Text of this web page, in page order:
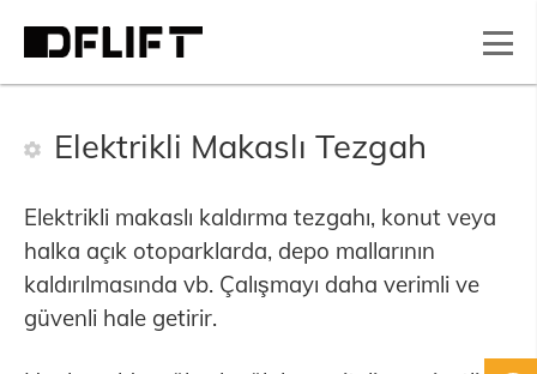
Elektrikli Makaslı Tezgah
Elektrikli makaslı kaldırma tezgahı, konut veya
halka açık otoparklarda, depo mallarının
kaldırılmasında vb. Çalışmayı daha verimli ve
güvenli hale getirir.